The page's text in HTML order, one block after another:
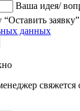
Ваша идея/
данных
свяжется